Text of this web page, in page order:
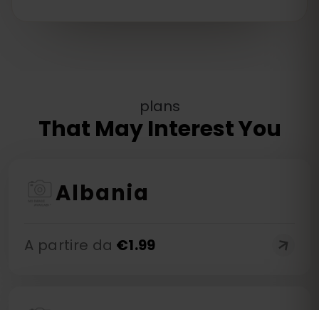
plans
That May Interest You
Albania
A partire da €1.99